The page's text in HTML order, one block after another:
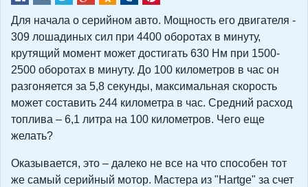
Для начала о серийном авто. Мощность его двигателя -
309 лошадиных сил при 4400 оборотах в минуту,
крутящий момент может достигать 630 Нм при 1500-
2500 оборотах в минуту. До 100 километров в час он
разгоняется за 5,8 секунды, максимальная скорость
может составить 244 километра в час. Средний расход
топлива – 6,1 литра на 100 километров. Чего еще
желать?
Оказывается, это – далеко не все на что способен тот
же самый серийный мотор. Мастера из "Hartge" за счет